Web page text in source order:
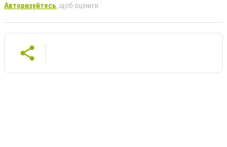
Авторизуйтесь, щоб оцінити